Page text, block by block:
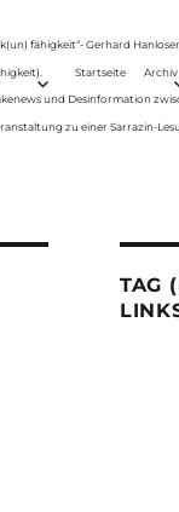
fähigkeit“- Gerhard
Startseite Archiv
und Desinformation
zu einer Sarrazin-
TAG